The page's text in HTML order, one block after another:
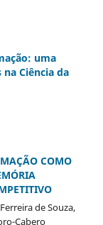
uma
Ciência da
COMO
de Souza,
Cabero